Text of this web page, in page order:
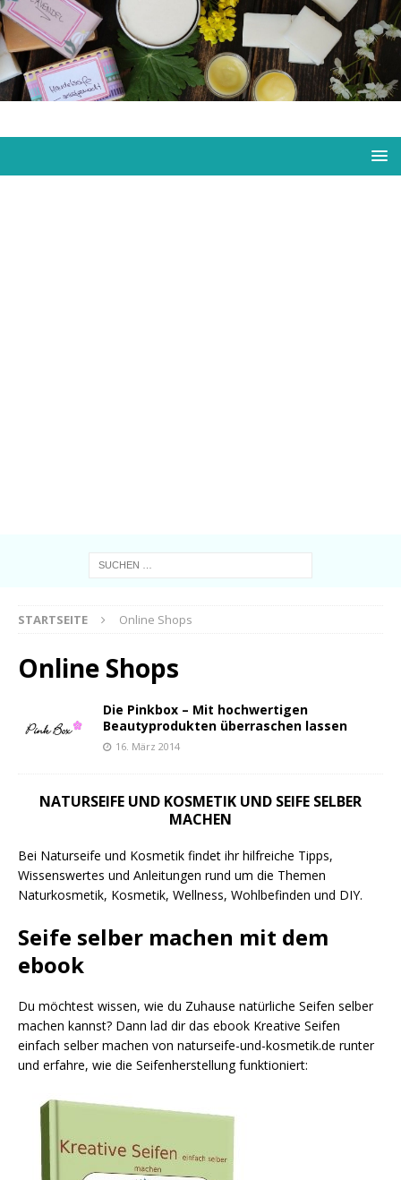
STARTSEITE Online Shops
Online Shops
Die Pinkbox – Mit hochwertigen
Beautyprodukten überraschen lassen
16. März 2014
NATURSEIFE UND KOSMETIK UND SEIFE SELBER
MACHEN
Bei Naturseife und Kosmetik findet ihr hilfreiche Tipps,
Wissenswertes und Anleitungen rund um die Themen
Naturkosmetik, Kosmetik, Wellness, Wohlbefinden und DIY.
Seife selber machen mit dem
ebook
Du möchtest wissen, wie du Zuhause natürliche Seifen selber
machen kannst? Dann lad dir das ebook Kreative Seifen
einfach selber machen von naturseife-und-kosmetik.de runter
und erfahre, wie die Seifenherstellung funktioniert: